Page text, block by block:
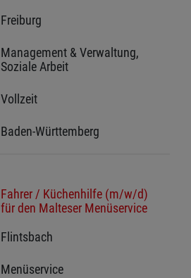
Freiburg
Management & Verwaltung,
Soziale Arbeit
Vollzeit
Baden-Württemberg
Fahrer / Küchenhilfe (m/w/d)
für den Malteser Menüservice
Flintsbach
Menüservice